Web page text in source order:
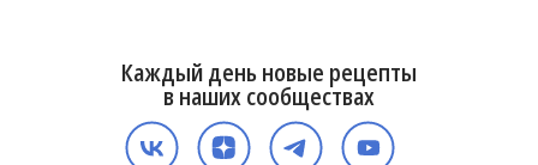
Каждый день новые рецепты
в наших сообществах